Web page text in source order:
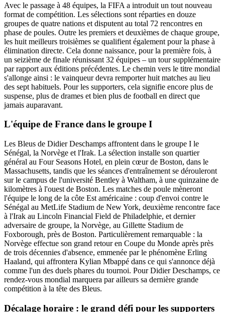
Avec le passage à 48 équipes, la FIFA a introduit un tout nouveau
format de compétition. Les sélections sont réparties en douze
groupes de quatre nations et disputent au total 72 rencontres en
phase de poules. Outre les premiers et deuxièmes de chaque groupe,
les huit meilleurs troisièmes se qualifient également pour la phase à
élimination directe. Cela donne naissance, pour la première fois, à
un seizième de finale réunissant 32 équipes – un tour supplémentaire
par rapport aux éditions précédentes. Le chemin vers le titre mondial
s'allonge ainsi : le vainqueur devra remporter huit matches au lieu
des sept habituels. Pour les supporters, cela signifie encore plus de
suspense, plus de drames et bien plus de football en direct que
jamais auparavant.
L'équipe de France dans le groupe I
Les Bleus de Didier Deschamps affrontent dans le groupe I le
Sénégal, la Norvège et l'Irak. La sélection installe son quartier
général au Four Seasons Hotel, en plein cœur de Boston, dans le
Massachusetts, tandis que les séances d'entraînement se dérouleront
sur le campus de l'université Bentley à Waltham, à une quinzaine de
kilomètres à l'ouest de Boston. Les matches de poule mèneront
l'équipe le long de la côte Est américaine : coup d'envoi contre le
Sénégal au MetLife Stadium de New York, deuxième rencontre face
à l'Irak au Lincoln Financial Field de Philadelphie, et dernier
adversaire de groupe, la Norvège, au Gillette Stadium de
Foxborough, près de Boston. Particulièrement remarquable : la
Norvège effectue son grand retour en Coupe du Monde après près
de trois décennies d'absence, emmenée par le phénomène Erling
Haaland, qui affrontera Kylian Mbappé dans ce qui s'annonce déjà
comme l'un des duels phares du tournoi. Pour Didier Deschamps, ce
rendez-vous mondial marquera par ailleurs sa dernière grande
compétition à la tête des Bleus.
Décalage horaire : le grand défi pour les supporters